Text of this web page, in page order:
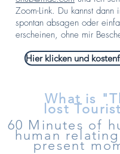
Zoom-Link. Du kannst dann
spontan absagen oder
erscheinen, ohne mir
Hier klicken und
What is
lost
60 Minutes of
human
present